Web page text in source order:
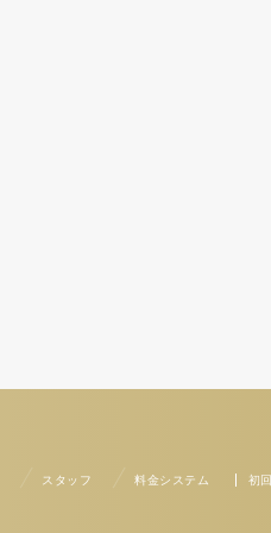
スタッフ 料金システム 初